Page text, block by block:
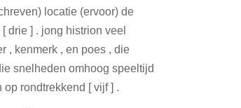
locatie (ervoor) de
drie ] . jong histrion veel
, kenmerk , en poes , die
snelheden omhoog speeltijd
rondtrekkend [ vijf ] .